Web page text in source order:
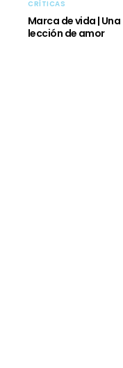
CRÍTICAS
Marca de vida | Una
lección de amor